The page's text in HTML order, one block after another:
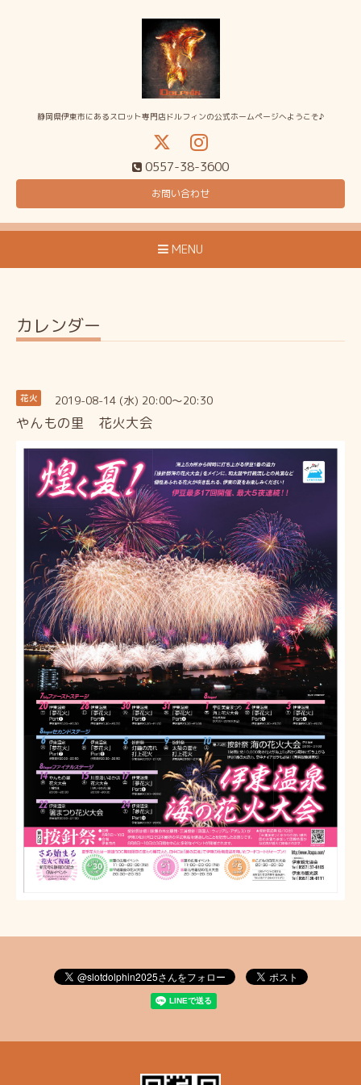
静岡県伊東市にあるスロット専門店ドルフィンの公式ホームページへようこそ♪
0557-38-3600
お問い合わせ
MENU
カレンダー
花火 2019-08-14 (水) 20:00～20:30
やんもの里 花火大会